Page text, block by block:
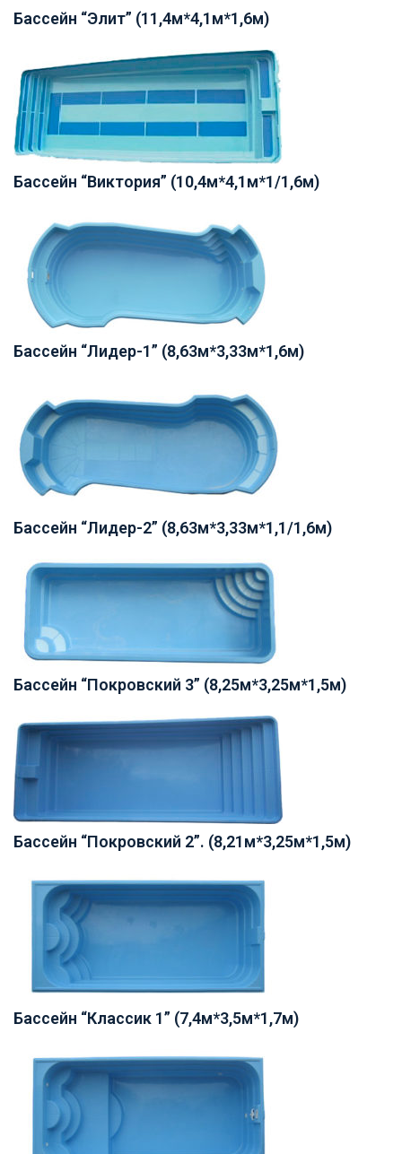
Бассейн “Элит” (11,4м*4,1м*1,6м)
Бассейн “Виктория” (10,4м*4,1м*1/1,6м)
Бассейн “Лидер-1” (8,63м*3,33м*1,6м)
Бассейн “Лидер-2” (8,63м*3,33м*1,1/1,6м)
Бассейн “Покровский 3” (8,25м*3,25м*1,5м)
Бассейн “Покровский 2”. (8,21м*3,25м*1,5м)
Бассейн “Классик 1” (7,4м*3,5м*1,7м)